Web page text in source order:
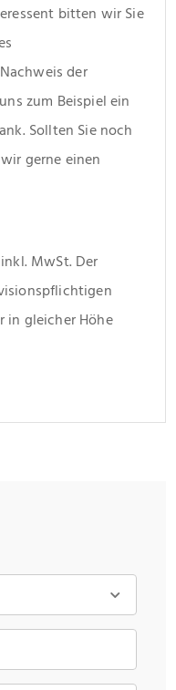
bitten wir Sie
der
zum Beispiel ein
Sollten Sie noch
gerne einen
MwSt. Der
in gleicher Höhe